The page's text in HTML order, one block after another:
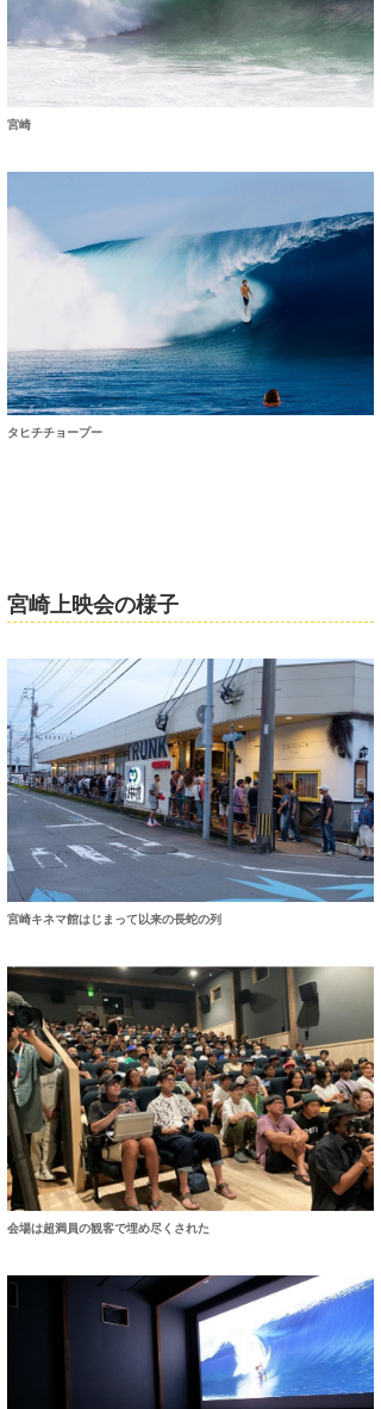
宮崎
タヒチチョープー
宮崎上映会の様子
宮崎キネマ館はじまって以来の長蛇の列
会場は超満員の観客で埋め尽くされた